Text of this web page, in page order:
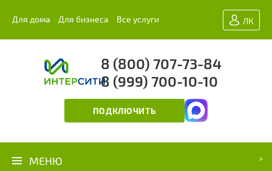
ЛК
Для дома Для бизнеса Все услуги
8 (800) 707-73-84
8 (999) 700-10-10
ПОДКЛЮЧИТЬ
МЕНЮ